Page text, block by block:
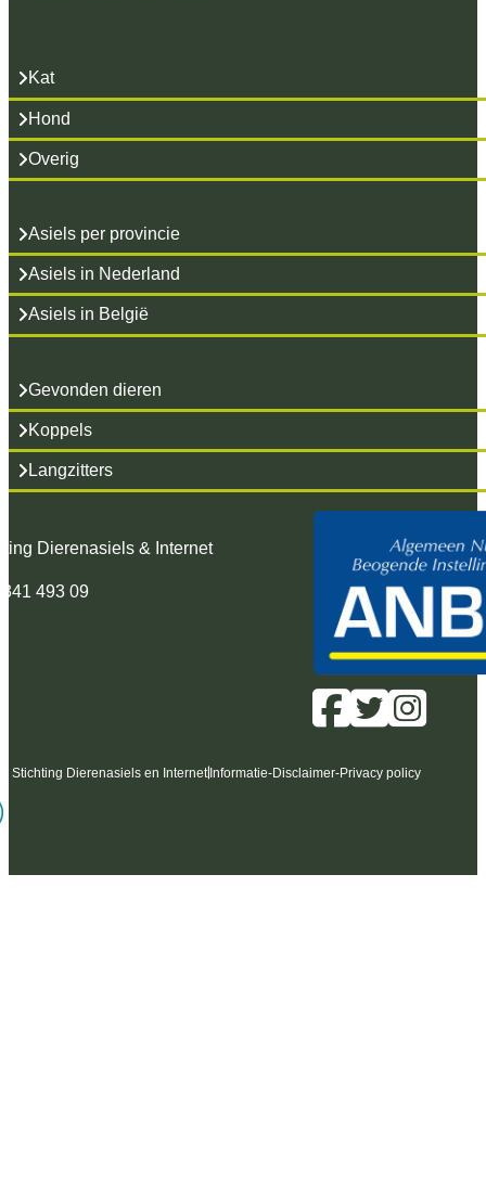
Kat
Hond
Overig
Asiels per provincie
Asiels in Nederland
Asiels in België
Gevonden dieren
Koppels
Langzitters
Dierenasiels & Internet
493 09
Stichting Dierenasiels en Internet Informatie-Disclaimer-Privacy policy